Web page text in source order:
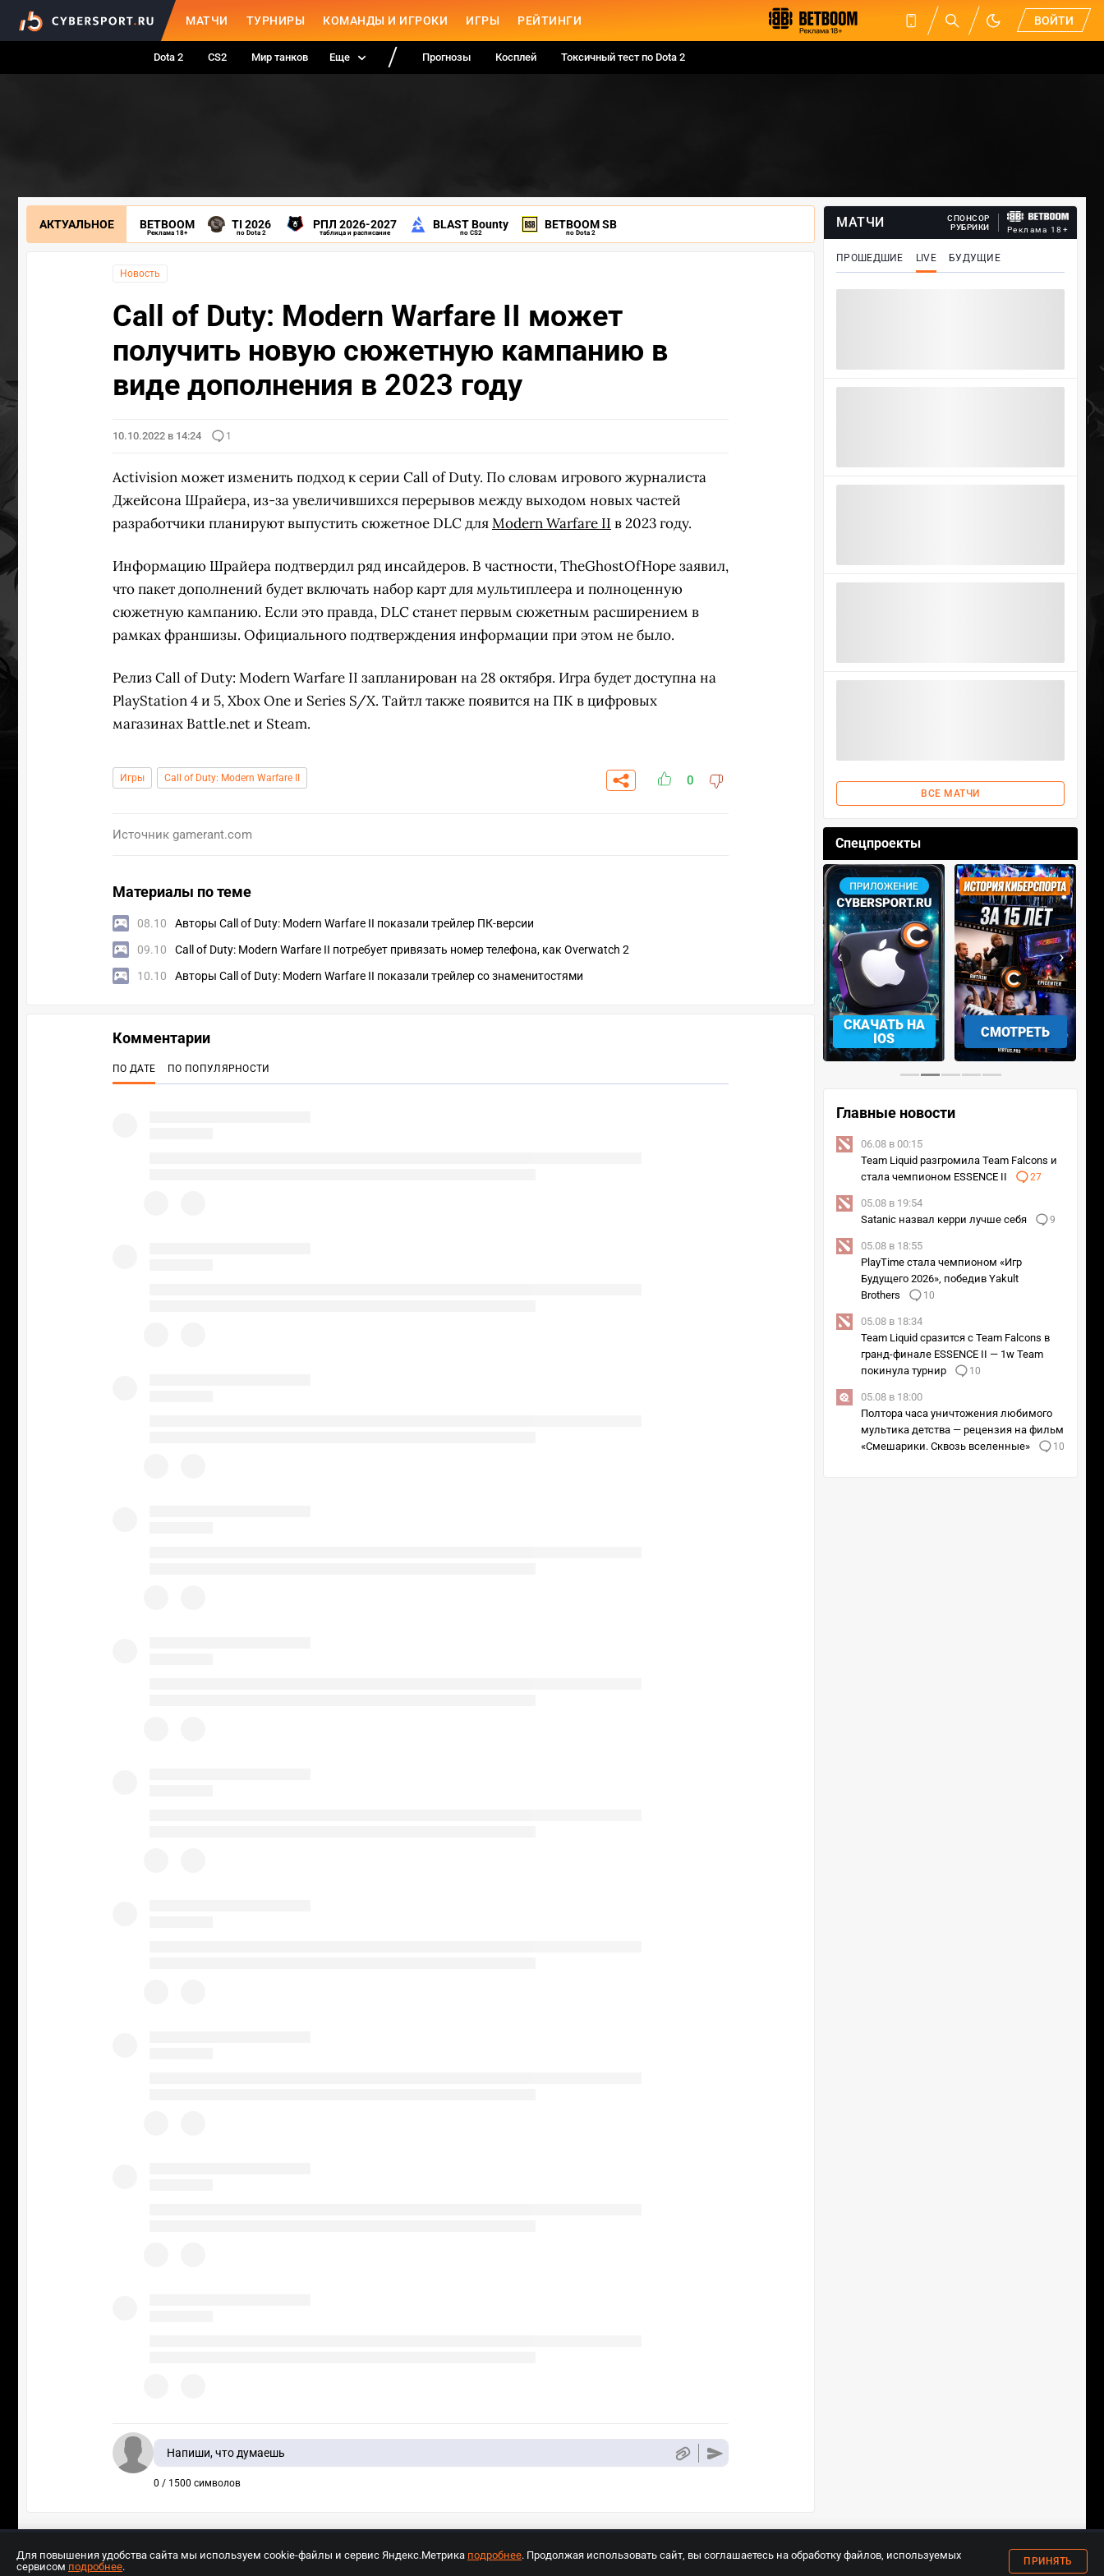
МАТЧИ ТУРНИРЫ КОМАНДЫ И ИГРОКИ ИГРЫ РЕЙТИНГИ ВОЙТИ
Dota 2 CS2 Мир танков Еще Прогнозы Косплей Токсичный тест по Dota 2
АКТУАЛЬНОЕ BETBOOM
Реклама 18+
TI 2026
по Dota 2
РПЛ 2026-2027
таблица и расписание
BLAST Bounty
по CS2
BETBOOM SB
по Dota 2
Новость
Call of Duty: Modern Warfare II может
получить новую сюжетную кампанию в
виде дополнения в 2023 году
10.10.2022 в 14:24 1
Activision может изменить подход к серии Call of Duty. По словам игрового журналиста
Джейсона Шрайера, из-за увеличившихся перерывов между выходом новых частей
разработчики планируют выпустить сюжетное DLC дляModern Warfare II в 2023 году.
Информацию Шрайера подтвердил ряд инсайдеров. В частности, TheGhostOfHope заявил,
что пакет дополнений будет включать набор карт для мультиплеера и полноценную
сюжетную кампанию. Если это правда, DLC станет первым сюжетным расширением в
рамках франшизы. Официального подтверждения информации при этом не было.
Релиз Call of Duty: Modern Warfare II запланирован на 28 октября. Игра будет доступна на
PlayStation 4 и 5, Xbox One и Series S/X. Тайтл также появится на ПК в цифровых
магазинах Battle.net и Steam.
Игры Call of Duty: Modern Warfare II 0
Источник gamerant.com
Материалы по теме
08.10
Авторы Call of Duty: Modern Warfare II показали трейлер ПК-версии
09.10
Call of Duty: Modern Warfare II потребует привязать номер телефона, как Overwatch 2
10.10
Авторы Call of Duty: Modern Warfare II показали трейлер со знаменитостями
МАТЧИ
СПОНСОР
РУБРИКИ
Реклама 18+
ПРОШЕДШИЕ LIVE БУДУЩИЕ
ВСЕ МАТЧИ
Спецпроекты
СКАЧАТЬ НА
IOS
СМОТРЕТЬ
‹ ›
Главные новости
06.08 в 00:15
Team Liquid разгромила Team Falcons и
стала чемпионом ESSENCE II
27
05.08 в 19:54
Satanic назвал керри лучше себя
9
05.08 в 18:55
PlayTime стала чемпионом «Игр
Будущего 2026», победив Yakult
Brothers
10
05.08 в 18:34
Team Liquid сразится с Team Falcons в
гранд-финале ESSENCE II — 1w Team
покинула турнир
10
05.08 в 18:00
Полтора часа уничтожения любимого
мультика детства — рецензия на фильм
«Смешарики. Сквозь вселенные»
10
Комментарии
ПО ДАТЕ ПО ПОПУЛЯРНОСТИ
Напиши, что думаешь
0 / 1500 символов
18+
Для повышения удобства сайта мы используем cookie-файлы и сервис Яндекс.Метрика подробнее. Продолжая использовать сайт, вы соглашаетесь на обработку файлов, используемых
сервисом подробнее. ПРИНЯТЬ